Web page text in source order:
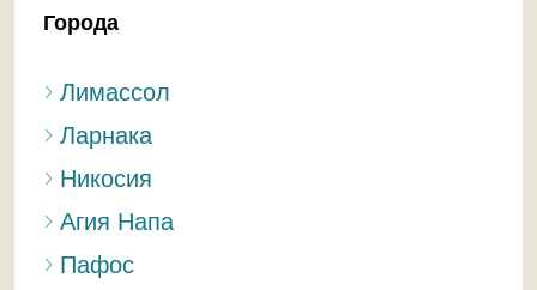
Города
Лимассол
Ларнака
Никосия
Агия Напа
Пафос